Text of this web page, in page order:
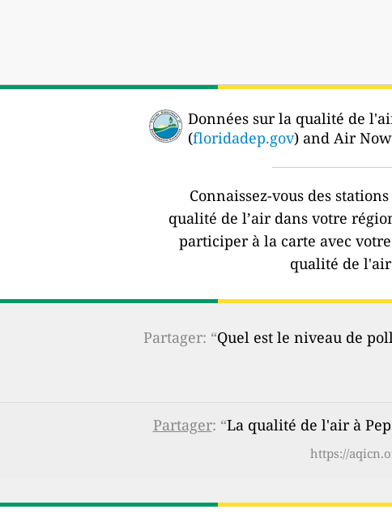
Données sur la qualité de
(floridadep.gov) and Air Now
Connaissez-vous des
qualité de l’air dans votre
participer à la carte avec
qualité de l'air
Partager: “Quel est le niveau de
Partager: “La qualité de l'air à
https://